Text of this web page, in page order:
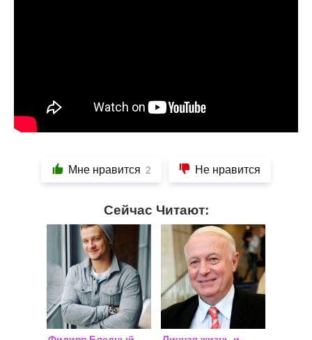
Мне нравится 2 Не нравится
Сейчас Читают: